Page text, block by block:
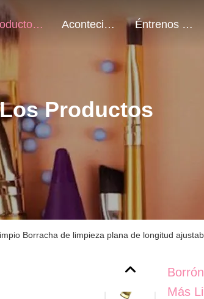
Productos Acontecimientos Éntrenos En Contacto Con
Productos
Borracha de limpieza plana de longitud
Más